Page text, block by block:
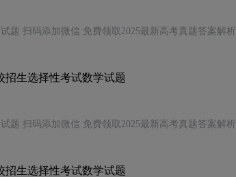
题 扫码添加微信 免费领取2025最新高考真题答案解析
招生选择性考试数学试题
题 扫码添加微信 免费领取2025最新高考真题答案解析
招生选择性考试数学试题